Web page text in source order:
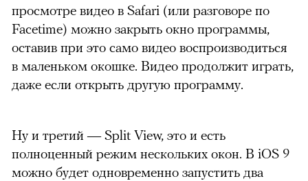
просмотре видео в Safari (или разговоре по
Facetime) можно закрыть окно программы,
оставив при это само видео воспроизводиться
в маленьком окошке. Видео продолжит играть,
даже если открыть другую программу.
Ну и третий — Split View, это и есть
полноценный режим нескольких окон. В iOS 9
можно будет одновременно запустить два